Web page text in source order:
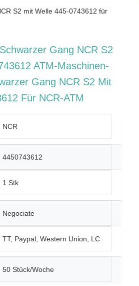
S2 mit Welle 445-0743612 für
Gang NCR S2
ATM-Maschinen-
Gang NCR S2 Mit
Für NCR-ATM
NCR
4450743612
1 Stk
Negociate
TT, Paypal, Western Union, LC
50 Stück/Woche